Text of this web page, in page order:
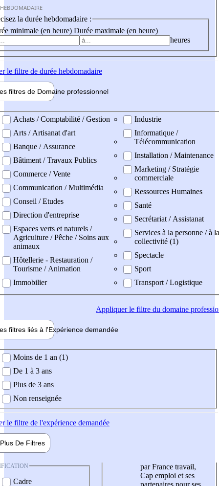
la durée hebdomadaire :
minimale (en heure) Durée maximale (en heure)
heures
le filtre de durée hebdomadaire
filtres de Domaine professionnel
professionel
Achats / Comptabilité / Gestion
Arts / Artisanat d'art
Banque / Assurance
Bâtiment / Travaux Publics
Commerce / Vente
Communication / Multimédia
Conseil / Etudes
Direction d'entreprise
Espaces verts et naturels /
Agriculture / Pêche / Soins aux
animaux
Hôtellerie - Restauration /
Tourisme / Animation
Immobilier
Industrie
Informatique /
Télécommunication
Installation / Maintenance
Marketing / Stratégie
commerciale
Ressources Humaines
Santé
Secrétariat / Assistanat
Services à la personne / à la
collectivité (1)
Spectacle
Sport
Transport / Logistique
Appliquerle filtre du domaine
filtres liés à l'Expérience demandée
demandée
Moins de 1 an (1)
De 1 à 3 ans
Plus de 3 ans
Non renseignée
le filtre de l'expérience demandée
Plus De Filtres
Cadre
par France travail,
Cap emploi et ses
partenaires pour ses